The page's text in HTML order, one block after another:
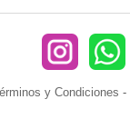
y Condiciones -